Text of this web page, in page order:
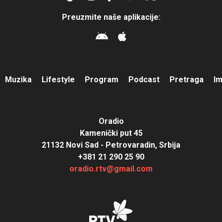
Preuzmite naše aplikacije:
Muzika Lifestyle Program Podcast Pretraga
Oradio
Kamenički put 45
21132 Novi Sad - Petrovaradin, Srbija
+381 21 290 25 90
oradio.rtv@gmail.com